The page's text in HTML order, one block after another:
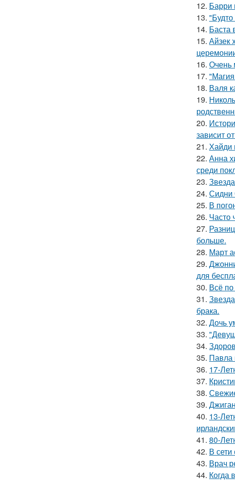
12. Барри
13.
14. Баста
15. Айзек
16. Очень
17.
18. Валя
19.
20.
зависит
21. Хайди
22. Анна
среди
23.
24. Сидни
25. В
26. Часто
27.
больше.
28. Март
29.
для
30. Всё по
31.
брака.
32. Дочь
33.
34.
35. Павла
36. 17-
37.
38.
39.
40. 13-
41. 80-
42. В
43. Врач
44. Когда